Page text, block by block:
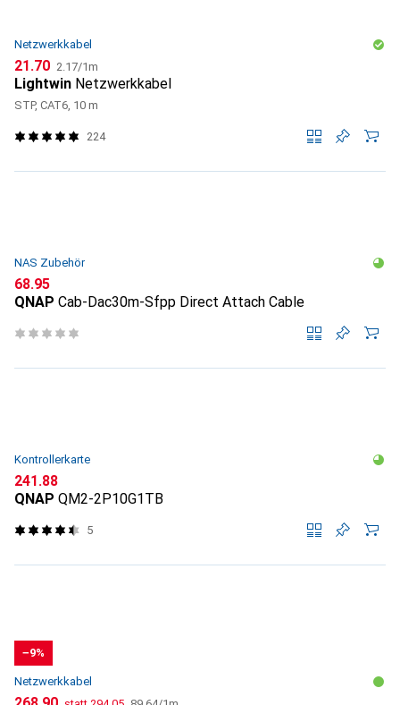
Netzwerkkabel
CHF
21.70 CHF
2.17/1m
Lightwin Netzwerkkabel
STP, CAT6, 10 m
224
NAS Zubehör
CHF
68.95
QNAP Cab-Dac30m-Sfpp Direct Attach Cable
Kontrollerkarte
CHF
241.88
QNAP QM2-2P10G1TB
5
−9%
Netzwerkkabel
CHF CHF